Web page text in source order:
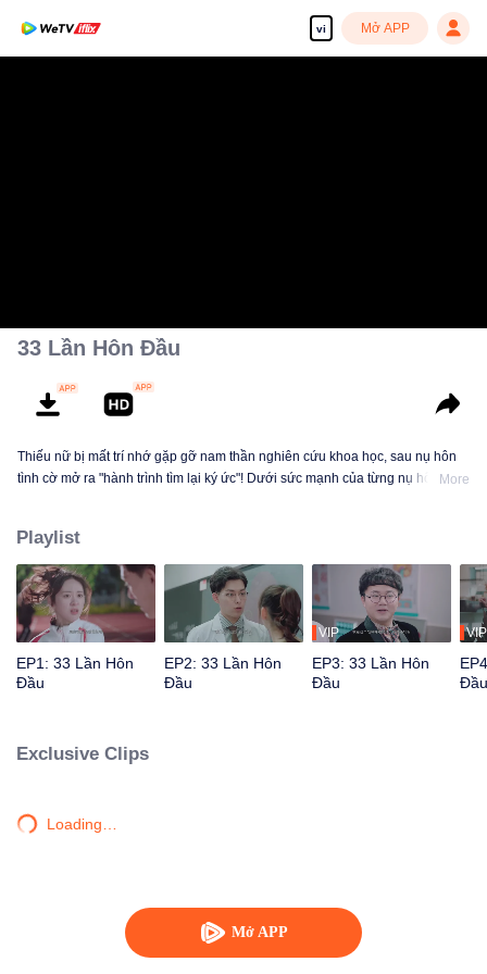
vi Mở APP
Mở APP
33 Lần Hôn Đầu
Thiếu nữ bị mất trí nhớ gặp gỡ nam thần nghiên cứu khoa học, sau nụ hôn
tình cờ mở ra "hành trình tìm lại ký ức"! Dưới sức mạnh của từng nụ hôn liên
More
Playlist
EP1: 33 Lần Hôn
Đầu
EP2: 33 Lần Hôn
Đầu
VIP
EP3: 33 Lần Hôn
Đầu
VIP
Đầu
Exclusive Clips
Loading…